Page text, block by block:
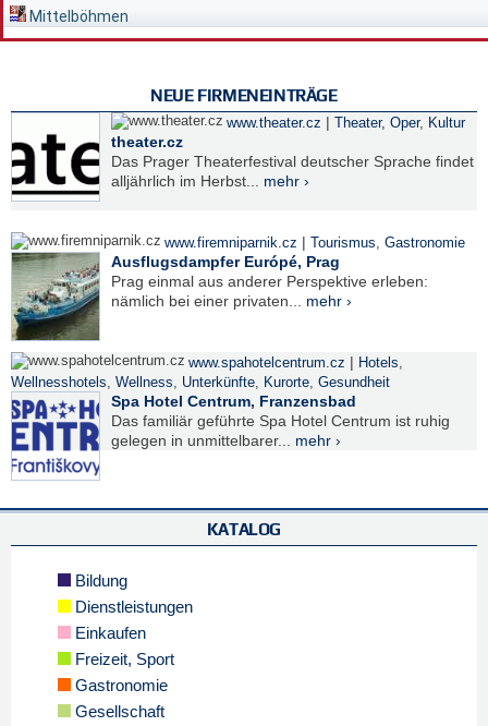
Mittelböhmen
NEUE FIRMENEINTRÄGE
www.theater.cz | Theater, Oper, Kultur
theater.cz
Das Prager Theaterfestival deutscher Sprache findet
alljährlich im Herbst... mehr ›
www.firemniparnik.cz | Tourismus Gastronomie
Ausflugsdampfer Európé, Prag
Prag einmal aus anderer Perspektive erleben:
nämlich bei einer privaten... mehr ›
www.spahotelcentrum.cz | Hotels
Wellnesshotels
Wellness Unterkünfte Kurorte Gesundheit
Spa Hotel Centrum, Franzensbad
Das familiär geführte Spa Hotel Centrum ist ruhig
gelegen in unmittelbarer... mehr ›
KATALOG
Bildung
Dienstleistungen
Einkaufen
Freizeit, Sport
Gastronomie
Gesellschaft